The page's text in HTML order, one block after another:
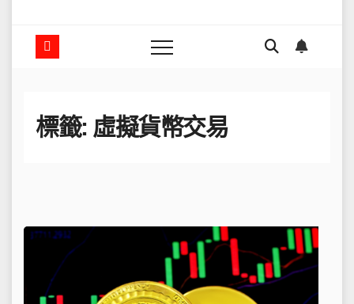
標籤: 虛擬貨幣交易